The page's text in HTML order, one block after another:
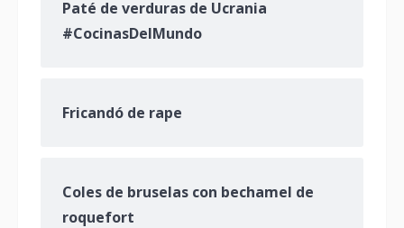
Paté de verduras de Ucrania
#CocinasDelMundo
Fricandó de rape
Coles de bruselas con bechamel de
roquefort